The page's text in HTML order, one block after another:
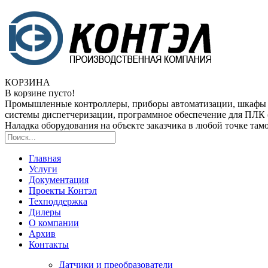
КОРЗИНА
В корзине пусто!
Промышленные контроллеры, приборы автоматизации, шкафы
системы диспетчеризации, программное обеспечение для
Наладка оборудования на объекте заказчика в любой точке
Главная
Услуги
Документация
Проекты Контэл
Техподдержка
Дилеры
О компании
Архив
Контакты
Датчики и преобразователи